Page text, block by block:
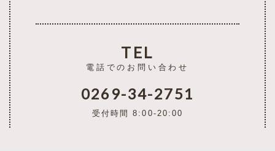
TEL
電話でのお問い合わせ
0269-34-2751
受付時間 8:00-20:00